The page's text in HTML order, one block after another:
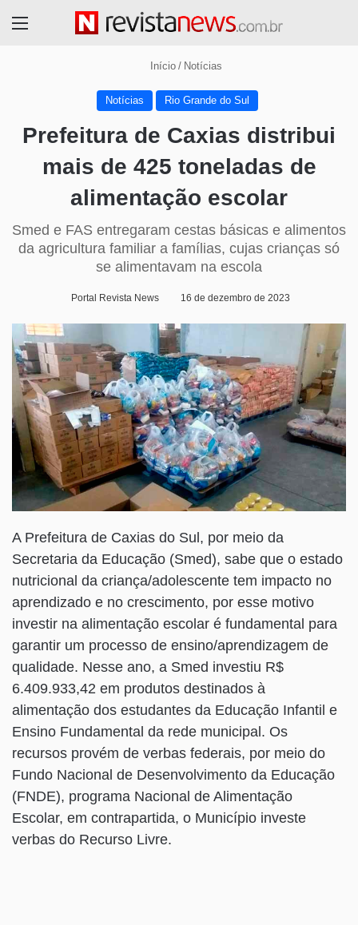
Início / Notícias
Notícias Rio Grande do Sul
Prefeitura de Caxias distribui
mais de 425 toneladas de
alimentação escolar
Smed e FAS entregaram cestas básicas e alimentos
da agricultura familiar a famílias, cujas crianças só
se alimentavam na escola
Portal Revista News 16 de dezembro de 2023
A Prefeitura de Caxias do Sul, por meio da
Secretaria da Educação (Smed), sabe que o estado
nutricional da criança/adolescente tem impacto no
aprendizado e no crescimento, por esse motivo
investir na alimentação escolar é fundamental para
garantir um processo de ensino/aprendizagem de
qualidade. Nesse ano, a Smed investiu R$
6.409.933,42 em produtos destinados à
alimentação dos estudantes da Educação Infantil e
Ensino Fundamental da rede municipal. Os
recursos provém de verbas federais, por meio do
Fundo Nacional de Desenvolvimento da Educação
(FNDE), programa Nacional de Alimentação
Escolar, em contrapartida, o Município investe
verbas do Recurso Livre.